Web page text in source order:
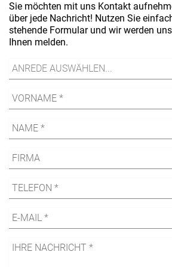
Sie möchten mit uns Kontakt
über jede Nachricht! Nutzen Sie
stehende Formular und wir werden
Ihnen melden.